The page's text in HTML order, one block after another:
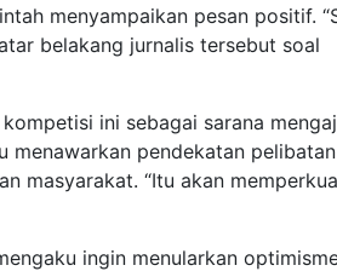
menyampaikan pesan positif.
belakang jurnalis tersebut soal
ini sebagai sarana
menawarkan pendekatan pelibatan
masyarakat. “Itu akan
ingin menularkan